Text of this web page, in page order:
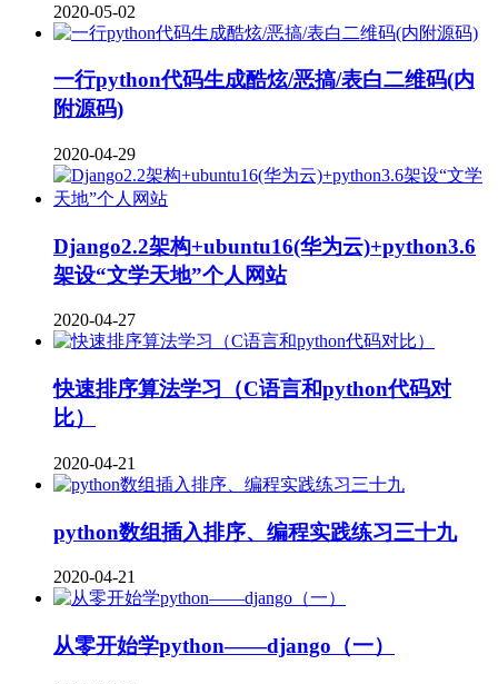
2020-05-02
一行python代码生成酷炫/恶搞/表白二维码(内
附源码)
2020-04-29
Django2.2架构+ubuntu16(华为云)+python3.6
架设“文学天地”个人网站
2020-04-27
快速排序算法学习（C语言和python代码对
比）
2020-04-21
python数组插入排序、编程实践练习三十九
2020-04-21
从零开始学python——django（一）